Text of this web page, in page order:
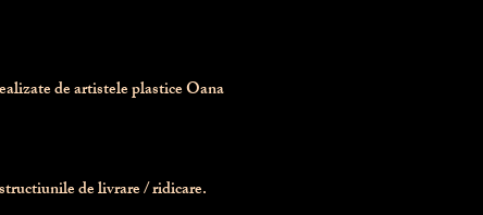
de artistele plastice Oana
de livrare / ridicare.